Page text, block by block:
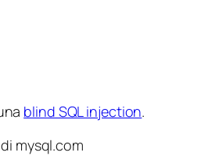
blind SQL injection.
mysql.com